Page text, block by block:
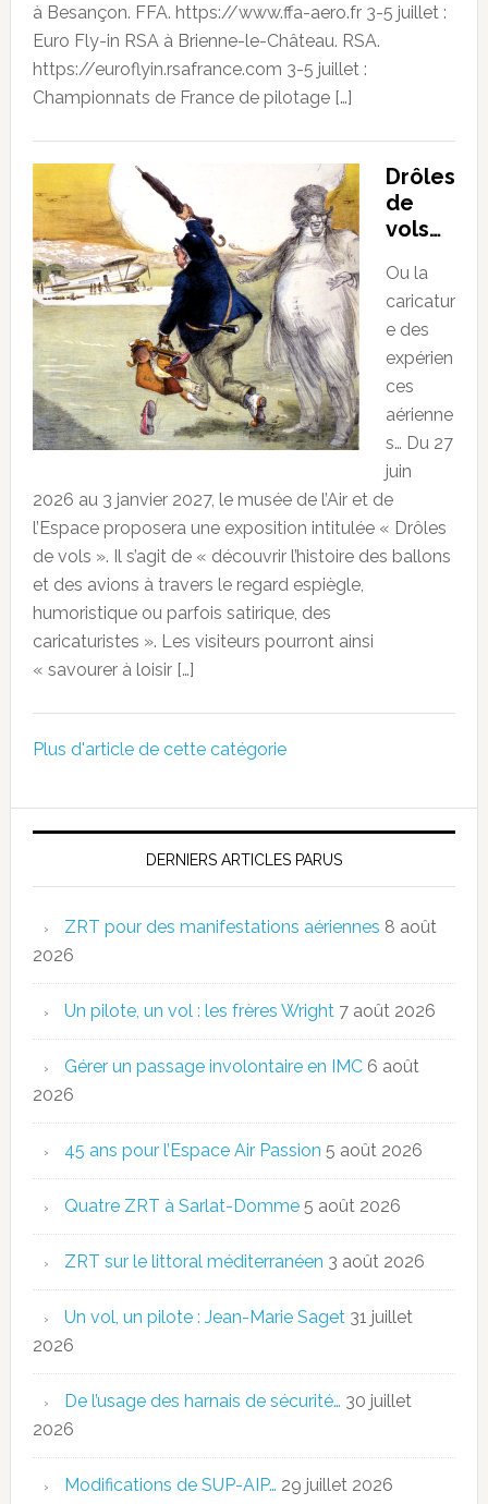
à Besançon. FFA. https://www.ffa-aero.fr 3-5 juillet :
Euro Fly-in RSA à Brienne-le-Château. RSA.
https://euroflyin.rsafrance.com 3-5 juillet :
Championnats de France de pilotage […]
Drôles
de
vols…
Ou la
caricatur
e des
expérien
ces
aérienne
s… Du 27
juin
2026 au 3 janvier 2027, le musée de l’Air et de
l’Espace proposera une exposition intitulée « Drôles
de vols ». Il s’agit de « découvrir l’histoire des ballons
et des avions à travers le regard espiègle,
humoristique ou parfois satirique, des
caricaturistes ». Les visiteurs pourront ainsi
« savourer à loisir […]
Plus d'article de cette catégorie
DERNIERS ARTICLES PARUS
ZRT pour des manifestations aériennes 8 août
2026
Un pilote, un vol : les frères Wright 7 août 2026
Gérer un passage involontaire en IMC 6 août
2026
45 ans pour l’Espace Air Passion 5 août 2026
Quatre ZRT à Sarlat-Domme 5 août 2026
ZRT sur le littoral méditerranéen 3 août 2026
Un vol, un pilote : Jean-Marie Saget 31 juillet
2026
De l’usage des harnais de sécurité… 30 juillet
2026
Modifications de SUP-AIP… 29 juillet 2026